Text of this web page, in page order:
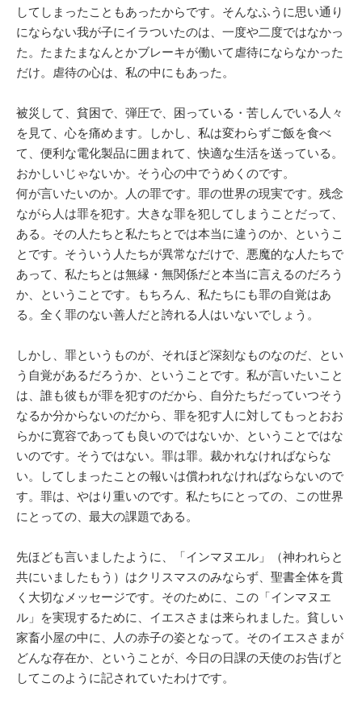
してしまったこともあったからです。そんなふうに思い通り
にならない我が子にイラついたのは、一度や二度ではなかっ
た。たまたまなんとかブレーキが働いて虐待にならなかった
だけ。虐待の心は、私の中にもあった。
被災して、貧困で、弾圧で、困っている・苦しんでいる人々
を見て、心を痛めます。しかし、私は変わらずご飯を食べ
て、便利な電化製品に囲まれて、快適な生活を送っている。
おかしいじゃないか。そう心の中でうめくのです。
何が言いたいのか。人の罪です。罪の世界の現実です。残念
ながら人は罪を犯す。大きな罪を犯してしまうことだって、
ある。その人たちと私たちとでは本当に違うのか、というこ
とです。そういう人たちが異常なだけで、悪魔的な人たちで
あって、私たちとは無縁・無関係だと本当に言えるのだろう
か、ということです。もちろん、私たちにも罪の自覚はあ
る。全く罪のない善人だと誇れる人はいないでしょう。
しかし、罪というものが、それほど深刻なものなのだ、とい
う自覚があるだろうか、ということです。私が言いたいこと
は、誰も彼もが罪を犯すのだから、自分たちだっていつそう
なるか分からないのだから、罪を犯す人に対してもっとおお
らかに寛容であっても良いのではないか、ということではな
いのです。そうではない。罪は罪。裁かれなければならな
い。してしまったことの報いは償われなければならないので
す。罪は、やはり重いのです。私たちにとっての、この世界
にとっての、最大の課題である。
先ほども言いましたように、「インマヌエル」（神われらと
共にいましたもう）はクリスマスのみならず、聖書全体を貫
く大切なメッセージです。そのために、この「インマヌエ
ル」を実現するために、イエスさまは来られました。貧しい
家畜小屋の中に、人の赤子の姿となって。そのイエスさまが
どんな存在か、ということが、今日の日課の天使のお告げと
してこのように記されていたわけです。